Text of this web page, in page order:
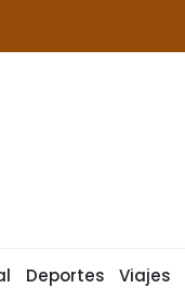
Deportes Viajes